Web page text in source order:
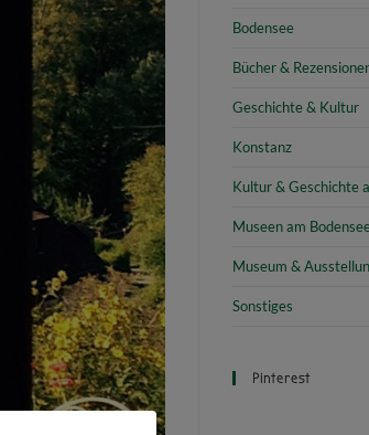
Bodensee
Bücher &
Geschichte & Kultur
Konstanz
Kultur & Geschichte
Museen am
Museum &
Sonstiges
Pinterest